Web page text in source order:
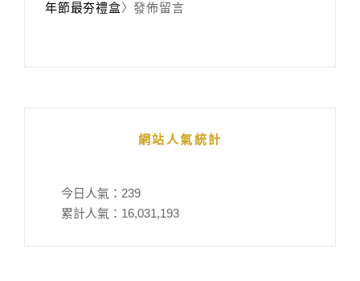
年節最夯禮盒〉發佈留言
網站人氣統計
今日人氣： 239
累計人氣： 16,031,193